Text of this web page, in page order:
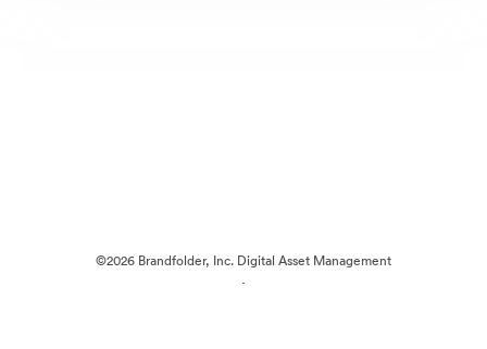
©2026 Brandfolder, Inc. Digital Asset Management
·